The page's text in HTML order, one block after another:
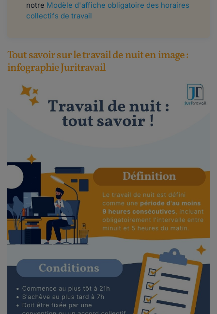
notre Modèle d'affiche obligatoire des horaires
collectifs de travail
Tout savoir sur le travail de nuit en image :
infographie Juritravail